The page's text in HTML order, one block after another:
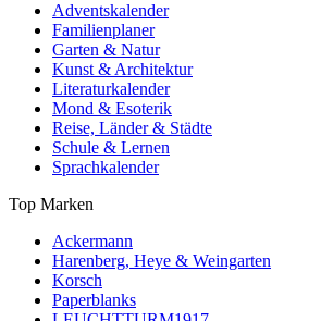
Adventskalender
Familienplaner
Garten & Natur
Kunst & Architektur
Literaturkalender
Mond & Esoterik
Reise, Länder & Städte
Schule & Lernen
Sprachkalender
Top Marken
Ackermann
Harenberg, Heye & Weingarten
Korsch
Paperblanks